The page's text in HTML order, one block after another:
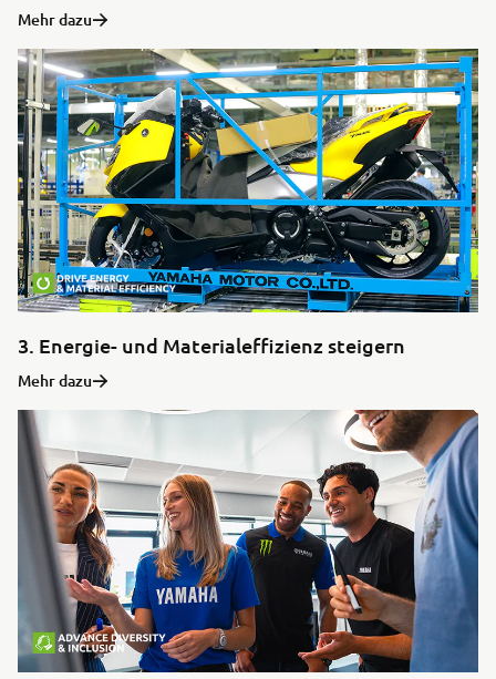
Mehr dazu
3. Energie- und Materialeffizienz steigern
Mehr dazu